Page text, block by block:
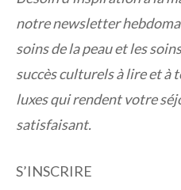
notre newsletter
soins de la peau et les
succès culturels à lire et à
luxes qui rendent votre
satisfaisant.
S’INSCRIRE